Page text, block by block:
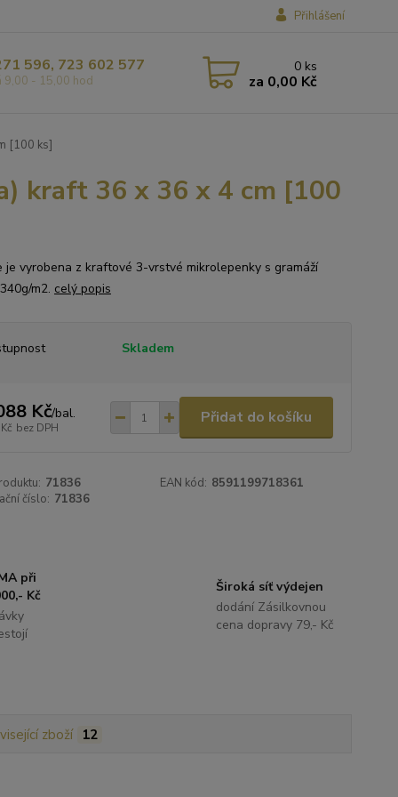
Přihlášení
596, 723 602 577
9,00 - 15,00 hod
0 ks
za 0,00 Kč
[100 ks]
kraft 36 x 36 x 4 cm [100
je vyrobena z kraftové 3-vrstvé mikrolepenky s gramáží
m2. celý popis
Skladem
Kč/bal.
bez DPH
Přidat do košíku
71836 EAN kód: 8591199718361
číslo: 71836
při
Kč
Široká síť výdejen
dodání Zásilkovnou
cena dopravy 79,- Kč
zboží 12